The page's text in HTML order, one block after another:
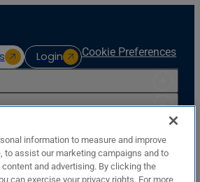
Login Cookie Preferences
information to measure and improve
to assist our marketing campaigns and to
and advertising. By clicking the
can exercise your privacy rights. For more